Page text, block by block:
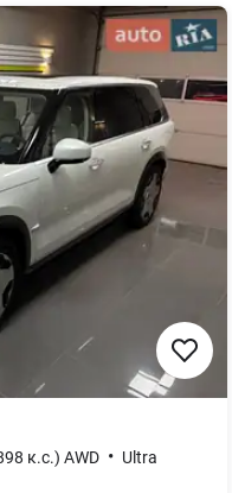
к.с.) AWD • Ultra